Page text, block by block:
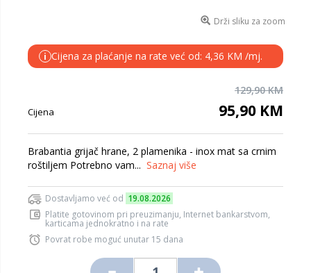
Drži sliku za zoom
i Cijena za plaćanje na rate već od: 4,36 KM /mj.
129,90 KM
Cijena 95,90 KM
Brabantia grijač hrane, 2 plamenika - inox mat sa crnim
roštiljem Potrebno vam... Saznaj više
Dostavljamo već od 19.08.2026
Platite gotovinom pri preuzimanju, Internet bankarstvom,
karticama jednokratno i na rate
Povrat robe moguć unutar 15 dana